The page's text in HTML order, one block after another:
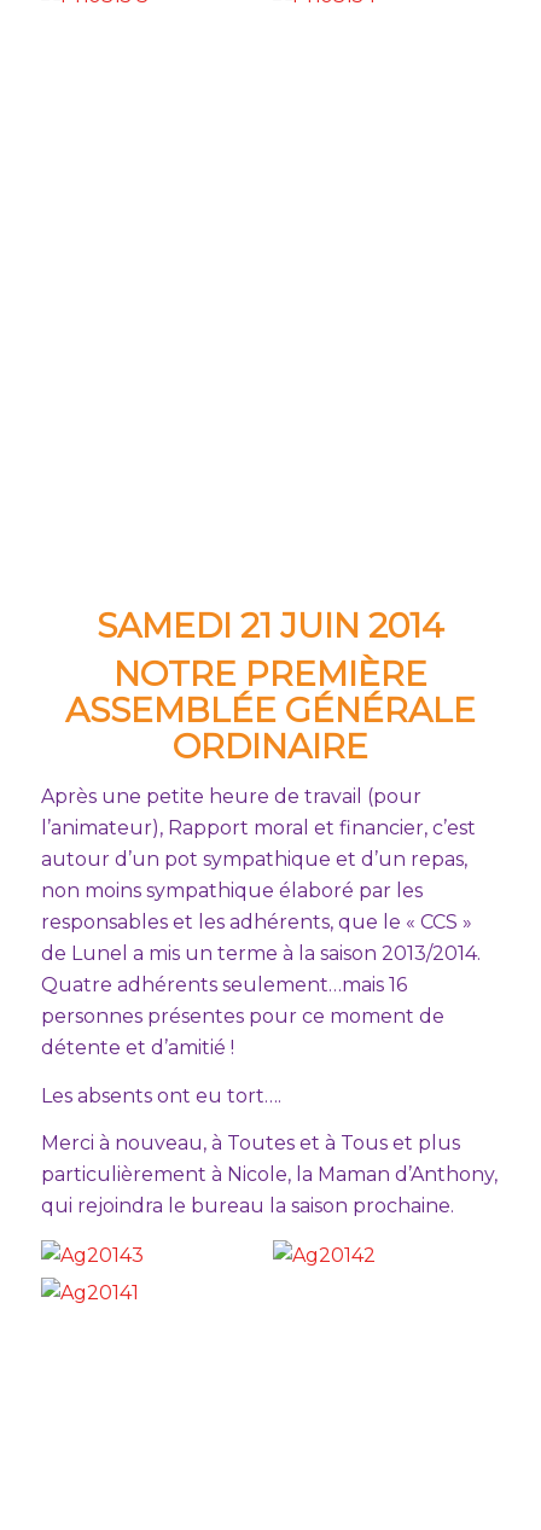
SAMEDI 21 JUIN 2014
NOTRE PREMIÈRE
ASSEMBLÉE GÉNÉRALE
ORDINAIRE
Après une petite heure de travail (pour
l’animateur), Rapport moral et financier, c’est
autour d’un pot sympathique et d’un repas,
non moins sympathique élaboré par les
responsables et les adhérents, que le « CCS »
de Lunel a mis un terme à la saison 2013/2014.
Quatre adhérents seulement…mais 16
personnes présentes pour ce moment de
détente et d’amitié !
Les absents ont eu tort….
Merci à nouveau, à Toutes et à Tous et plus
particulièrement à Nicole, la Maman d’Anthony,
qui rejoindra le bureau la saison prochaine.